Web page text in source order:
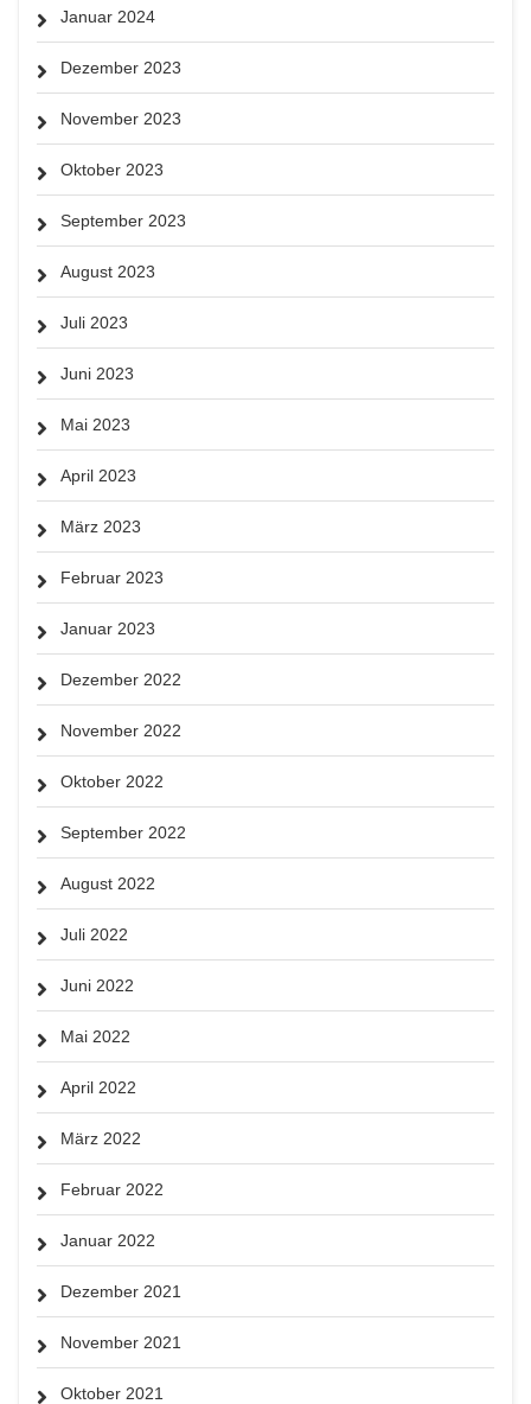
Januar 2024
Dezember 2023
November 2023
Oktober 2023
September 2023
August 2023
Juli 2023
Juni 2023
Mai 2023
April 2023
März 2023
Februar 2023
Januar 2023
Dezember 2022
November 2022
Oktober 2022
September 2022
August 2022
Juli 2022
Juni 2022
Mai 2022
April 2022
März 2022
Februar 2022
Januar 2022
Dezember 2021
November 2021
Oktober 2021